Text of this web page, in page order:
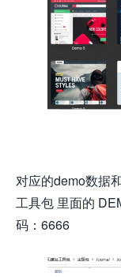
对应的demo数据
工具包 里面的
码：6666